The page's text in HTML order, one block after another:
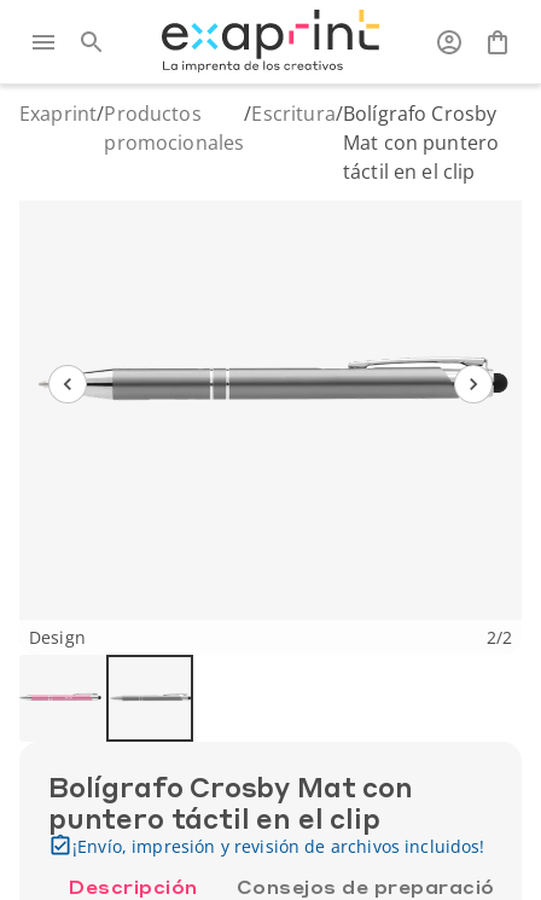
Exaprint/Productos
promocionales
/Escritura/Bolígrafo Crosby
Mat con puntero
táctil en el clip
Design 2/2
Bolígrafo Crosby Mat con
puntero táctil en el clip
¡Envío, impresión y revisión de archivos incluidos!
Descripción Consejos de preparación